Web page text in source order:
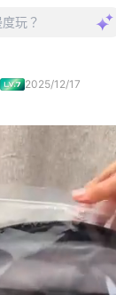
2025/12/17